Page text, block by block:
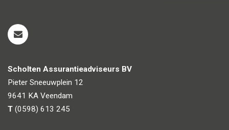
Scholten Assurantieadviseurs BV
Pieter Sneeuwplein 12
9641 KA Veendam
T (0598) 613 245